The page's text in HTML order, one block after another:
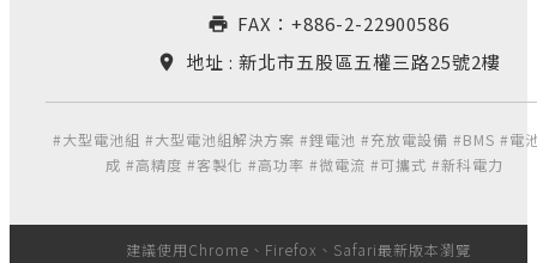
print FAX：+886-2-22900586
location_on 地址 : 新北市五股區五權三路25號2樓
#大型電池組 #大型電池組解決方案 #鋰電池 #充放電設備 #BMS #電
成 #高精度 #客製化 #高功率 #微電流 #可攜式 #新科電力
建議使用Chrome、Firefox、Safari最新版本瀏覽